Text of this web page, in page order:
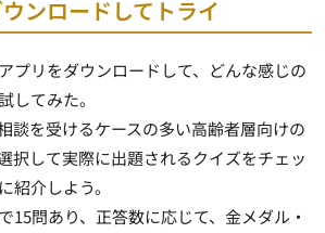
ンロードしてトライ
プリをダウンロードして、どんな感じの
してみた。
談を受けるケースの多い高齢者層向けの
択して実際に出題されるクイズをチェッ
紹介しよう。
15問あり、 正答数に応じて、金メダル・